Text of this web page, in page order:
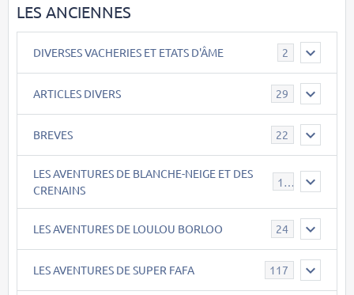
LES ANCIENNES
DIVERSES VACHERIES ET ETATS D'ÂME 2
ARTICLES DIVERS 29
BREVES 22
LES AVENTURES DE BLANCHE-NEIGE ET DES
CRENAINS
17
LES AVENTURES DE LOULOU BORLOO 24
LES AVENTURES DE SUPER FAFA 117